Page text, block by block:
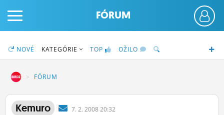
PRIHLÁS SA
FÓRUM
NOVÉ KATEGÓRIE TOP OŽILO
FÓRUM
Kemuro 7. 2. 2008 20:32